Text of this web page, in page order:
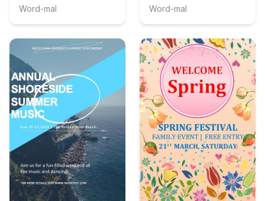
Word-mal Word-mal